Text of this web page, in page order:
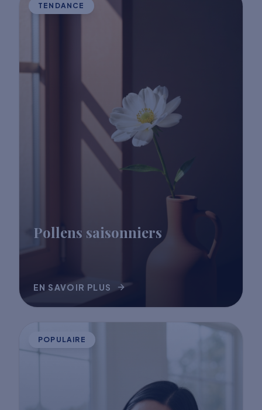
TENDANCE
Pollens saisonniers
EN SAVOIR PLUS
POPULAIRE